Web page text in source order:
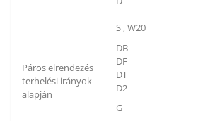
S , W20
Páros elrendezés
terhelési irányok
alapján
DB
DF
DT
D2
G